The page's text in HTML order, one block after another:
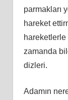
parmakları
hareket
hareketlerle
zamanda
dizleri.
Adamın